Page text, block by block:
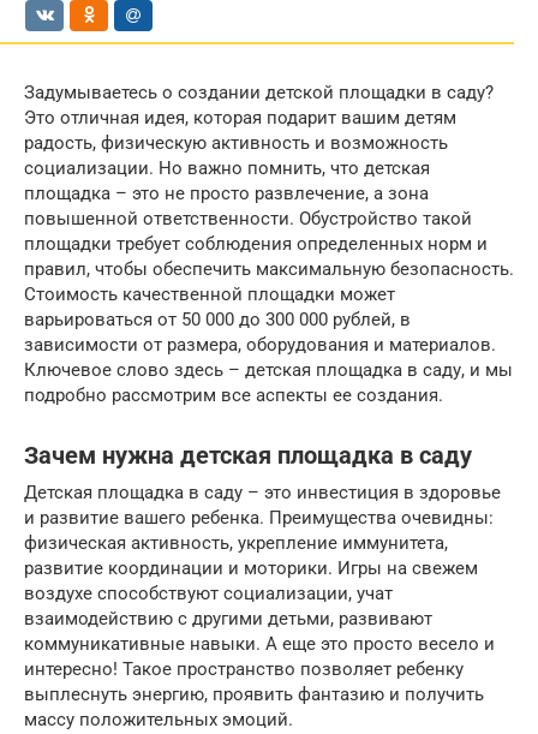
Задумываетесь о создании детской площадки в саду?
Это отличная идея, которая подарит вашим детям
радость, физическую активность и возможность
социализации. Но важно помнить, что детская
площадка – это не просто развлечение, а зона
повышенной ответственности. Обустройство такой
площадки требует соблюдения определенных норм и
правил, чтобы обеспечить максимальную безопасность.
Стоимость качественной площадки может
варьироваться от 50 000 до 300 000 рублей, в
зависимости от размера, оборудования и материалов.
Ключевое слово здесь – детская площадка в саду, и мы
подробно рассмотрим все аспекты ее создания.
Зачем нужна детская площадка в саду
Детская площадка в саду – это инвестиция в здоровье
и развитие вашего ребенка. Преимущества очевидны:
физическая активность, укрепление иммунитета,
развитие координации и моторики. Игры на свежем
воздухе способствуют социализации, учат
взаимодействию с другими детьми, развивают
коммуникативные навыки. А еще это просто весело и
интересно! Такое пространство позволяет ребенку
выплеснуть энергию, проявить фантазию и получить
массу положительных эмоций.